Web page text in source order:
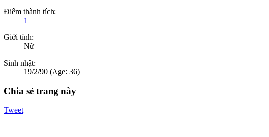
Điểm thành tích:
1
Giới tính:
Nữ
Sinh nhật:
19/2/90 (Age: 36)
Chia sẻ trang này
Tweet